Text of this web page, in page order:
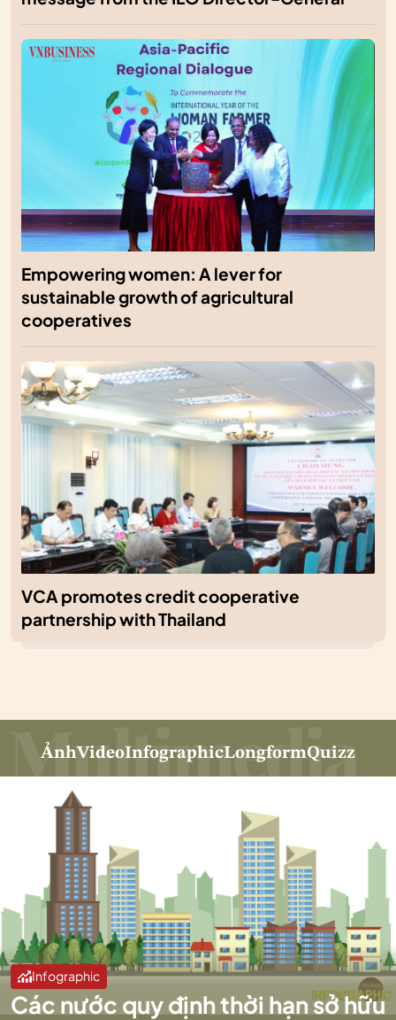
Empowering women: A lever for
sustainable growth of agricultural
cooperatives
VCA promotes credit cooperative
partnership with Thailand
ẢnhVideoInfographicLongformQuizz
Infographic
Các nước quy định thời hạn sở hữu